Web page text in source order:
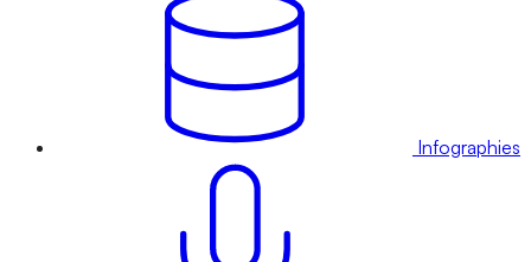
Infographies